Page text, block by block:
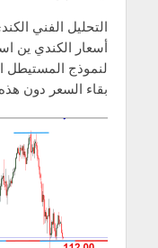
أسعار الكندي ين
لنموذج المستيطل
بقاء السعر دون